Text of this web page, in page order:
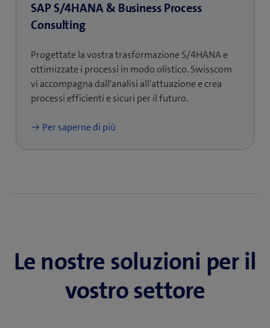
SAP S/4HANA & Business Process
Consulting
Progettate la vostra trasformazione S/4HANA e
ottimizzate i processi in modo olistico. Swisscom
vi accompagna dall'analisi all'attuazione e crea
processi efficienti e sicuri per il futuro.
Per saperne di più
Le nostre soluzioni per il
vostro settore